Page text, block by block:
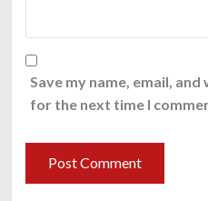
Save my name, email,
for the next time I